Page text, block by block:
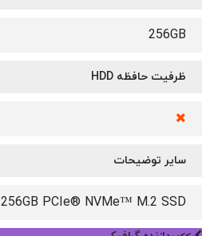
256GB
ظرفیت حافظه HDD
سایر توضیحات
256GB PCIe® NVMe™ M.2 SSD